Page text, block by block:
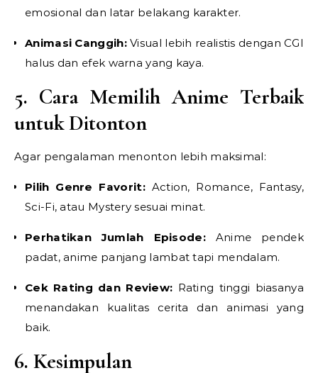
emosional dan latar belakang karakter.
Animasi Canggih:Visual lebih realistis dengan CGI
halus dan efek warna yang kaya.
5. Cara Memilih Anime Terbaik
untuk Ditonton
Agar pengalaman menonton lebih maksimal:
Pilih Genre Favorit:Action, Romance, Fantasy,
Sci-Fi, atau Mystery sesuai minat.
Perhatikan Jumlah Episode:Anime pendek
padat, anime panjang lambat tapi mendalam.
Cek Rating dan Review: Rating tinggi biasanya
menandakan kualitas cerita dan animasi yang
baik.
6. Kesimpulan